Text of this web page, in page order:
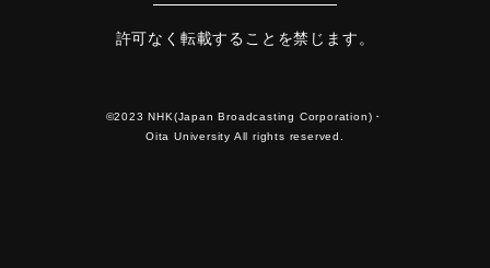
許可なく転載することを禁じます。
©2023 NHK(Japan Broadcasting Corporation)・
Oita University All rights reserved.